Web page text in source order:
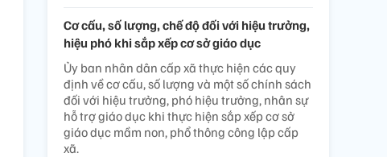
Cơ cấu, số lượng, chế độ đối với hiệu trưởng,
hiệu phó khi sắp xếp cơ sở giáo dục
Ủy ban nhân dân cấp xã thực hiện các quy
định về cơ cấu, số lượng và một số chính sách
đối với hiệu trưởng, phó hiệu trưởng, nhân sự
hỗ trợ giáo dục khi thực hiện sắp xếp cơ sở
giáo dục mầm non, phổ thông công lập cấp
xã.